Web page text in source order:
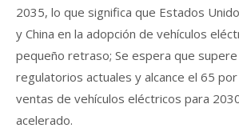
2035, lo que significa que Estados
y China en la adopción de vehículos
pequeño retraso; Se espera que
regulatorios actuales y alcance el 65
ventas de vehículos eléctricos para
acelerado.